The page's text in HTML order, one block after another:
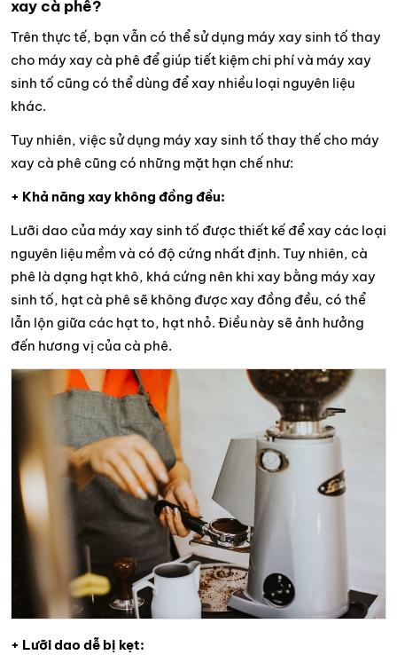
xay cà phê?
Trên thực tế, bạn vẫn có thể sử dụng máy xay sinh tố thay
cho máy xay cà phê để giúp tiết kiệm chi phí và máy xay
sinh tố cũng có thể dùng để xay nhiều loại nguyên liệu
khác.
Tuy nhiên, việc sử dụng máy xay sinh tố thay thế cho máy
xay cà phê cũng có những mặt hạn chế như:
+ Khả năng xay không đồng đều:
Lưỡi dao của máy xay sinh tố được thiết kế để xay các loại
nguyên liệu mềm và có độ cứng nhất định. Tuy nhiên, cà
phê là dạng hạt khô, khá cứng nên khi xay bằng máy xay
sinh tố, hạt cà phê sẽ không được xay đồng đều, có thể
lẫn lộn giữa các hạt to, hạt nhỏ. Điều này sẽ ảnh hưởng
đến hương vị của cà phê.
+ Lưỡi dao dễ bị kẹt: